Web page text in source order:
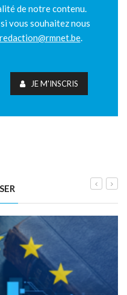
de notre contenu.
vous souhaitez nous
redaction@rmnet.be.
JE M'INSCRIS